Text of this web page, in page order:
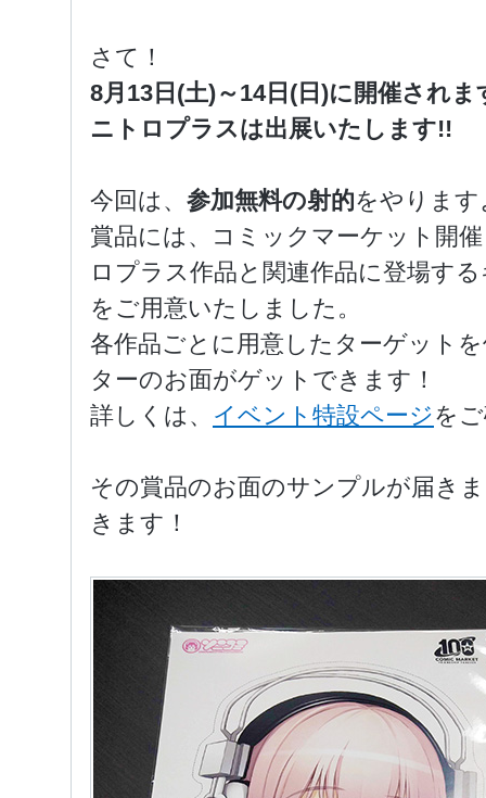
さて！
8月13日(土)～14日(日)に開催され
ニトロプラスは出展いたします!!
今回は、 参加無料の射的をやります
賞品には、コミックマーケット開
ロプラス作品と関連作品に登場す
をご用意いたしました。
各作品ごとに用意したターゲット
ターのお面がゲットできます！
詳しくは、 イベント特設ページを
その賞品のお面のサンプルが届き
きます！